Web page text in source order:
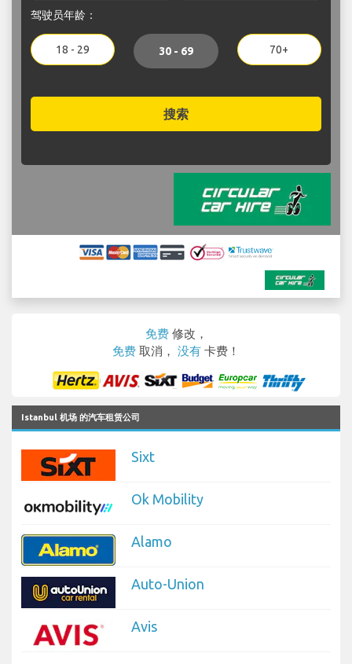
驾驶员年龄：
18 - 29 30 - 69 70+
搜索
免费 修改，
免费 取消， 没有 卡费！
Istanbul 机场 的汽车租赁公司
Sixt
Ok Mobility
Alamo
Auto-Union
Avis